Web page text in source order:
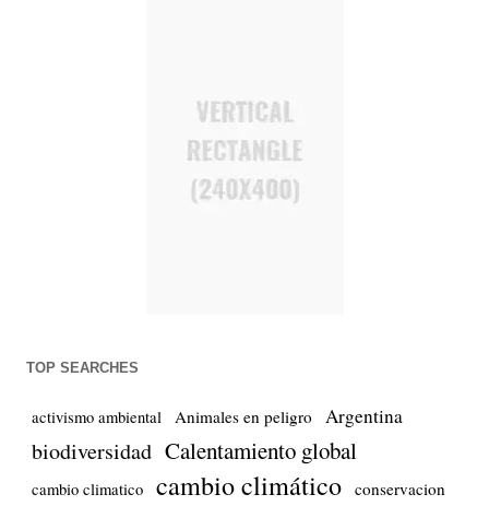
TOP SEARCHES
activismo ambiental Animales en peligro Argentina
biodiversidad Calentamiento global
cambio climatico cambio climático
conservacion